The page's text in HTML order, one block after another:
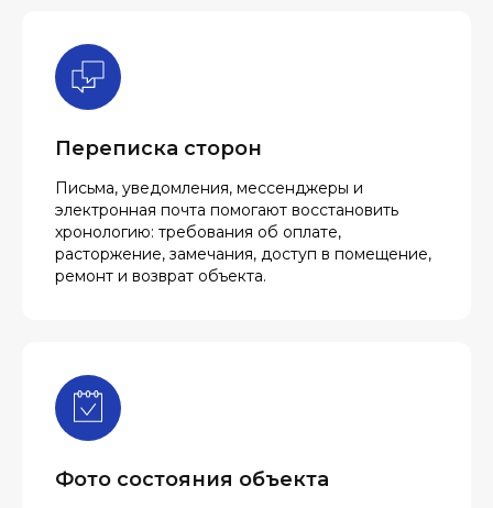
Переписка сторон
Письма, уведомления, мессенджеры и
электронная почта помогают восстановить
хронологию: требования об оплате,
расторжение, замечания, доступ в помещение,
ремонт и возврат объекта.
Фото состояния объекта